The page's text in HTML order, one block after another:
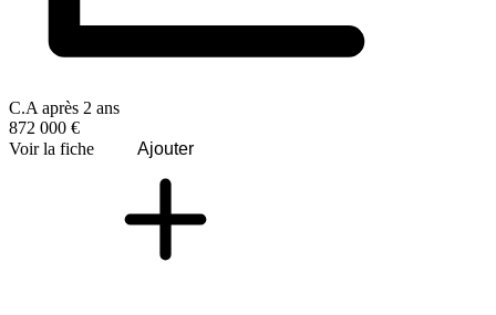
C.A après 2 ans
872 000 €
Voir la fiche
Ajouter